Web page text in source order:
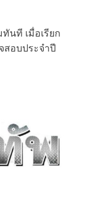
นที เมื่อเรียก
สอบประจำปี